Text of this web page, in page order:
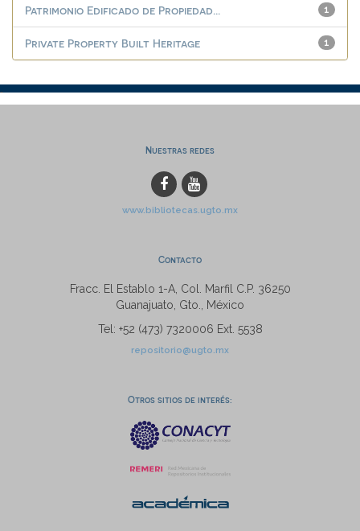
1
Patrimonio Edificado de Propiedad...
1
Private Property Built Heritage
Nuestras redes
www.bibliotecas.ugto.mx
Contacto
Fracc. El Establo 1-A, Col. Marfil C.P. 36250
Guanajuato, Gto., México
Tel: +52 (473) 7320006 Ext. 5538
repositorio@ugto.mx
Otros sitios de interés: